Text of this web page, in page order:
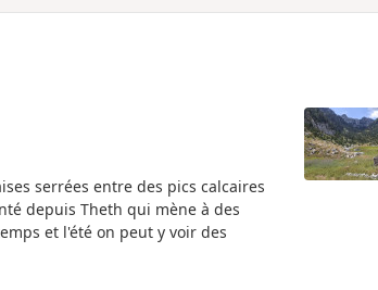
serrées entre des pics calcaires
depuis Theth qui mène à des
et l'été on peut y voir des